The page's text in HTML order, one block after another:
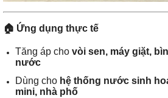
🏠 Ứng dụng thực tế
Tăng áp cho vòi sen, máy giặt,
nước
Dùng cho hệ thống nước sinh
mini, nhà phố